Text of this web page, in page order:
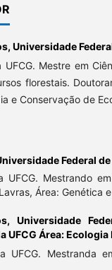
Universidade
Mestre em
florestais.
e Conservação de
Federal
UFCG. Mestrando
Área: Genética
Universidade
UFCG Área: Ecologia
UFCG. Mestranda